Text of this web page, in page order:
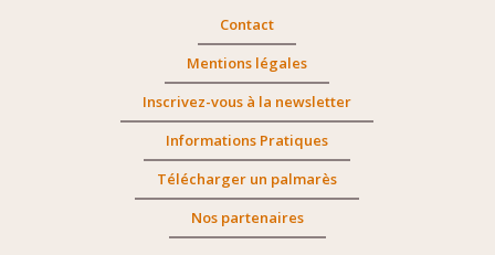
Contact
Mentions légales
Inscrivez-vous à la newsletter
Informations Pratiques
Télécharger un palmarès
Nos partenaires